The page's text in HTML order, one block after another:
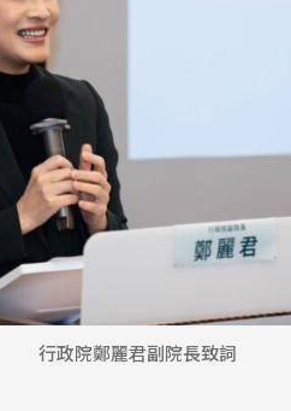
行政院鄭麗君副院長致詞